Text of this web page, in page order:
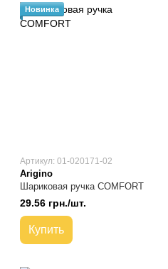
Новинка
Артикул: 01-020171-02
Arigino
Шариковая ручка COMFORT
29.56 грн./шт.
Купить